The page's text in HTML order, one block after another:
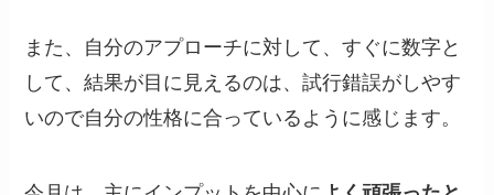
また、自分のアプローチに対して、すぐに数字と
して、結果が目に見えるのは、試行錯誤がしやす
いので自分の性格に合っているように感じます。